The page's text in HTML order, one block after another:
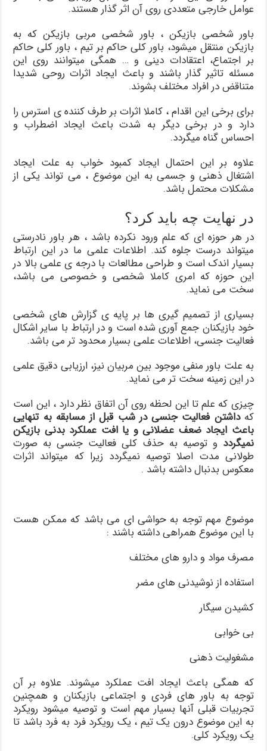
عوامل خارجی متعددی روی آن اثر گذار هستند.
باور شخصی بازیکن ، باور شخصی مربی بازیکن که به
بازیکن منتقل میشود، باور کلی حاکم بر تیم ، باور کلی حاکم
بر اجتماع، اعتقادات دینی و … همگی میتوانند روی این
مسئله تاثیر گذار باشند و باعث ایجاد اثرات روحی شدیدا
متناقض در افراد مختلف بشوند.
برای برخی این اقدام ، کاملا اثرات بر طرف کننده ی استرس را
دارد و در برخی دیگر به شدت باعث ایجاد اضطراب و
احساس گناه میگردد.
علاوه بر این احتمال ایجاد کمبود خواب به علت ایجاد
اشتغال ذهنی و جسمی به این موضوع ، می تواند یکی از
مشکلات محتمل باشد.
در نهایت چه باید کرد؟
در هر حوزه ای که علم ورود نکرده باشد ، هر باور نادرستی
میتواند درست جلوه کند. اطلاعات علمی ما در این ارتباط
بسیار اندک است و طراحی مطالعات با درجه ی علمی بالا در
این حوزه که امری کاملا شخصی و خصوصی می باشد،
سخت می نماید.
بسیاری از تصمیم گیری ها بر پایه ی گزارش های شخصی
خود بازیکنان جمع آوری شده است و در ارتباط با سایر اشکال
فعالیت جنسی، اطلاعات علمی بسیار محدود تر می باشد.
به علت باور منفی موجود بین مربیان نیز، ارزیابی دقیق علمی
در این زمینه سخت تر می نماید.
چیزی که علم تا این لحظه روی آن اتفاق نظر دارد ، این است
کهداشتن فعالیت جنسی در شب قبل از مسابقه به تنهایی
باعث ایجاد ضعف عضلانی و یا افت عملکرد بدنی بازیکن
نمیگردد و توصیه به حذف کلی فعالیت جنسی به صورت
طولانی مدت اصلا توصیه نمیگردد زیرا که میتواند اثرات
معکوس بدنبال داشته باشد .
موضوع مهم توجه به حواشی ای می باشد که ممکن هست
با این موضوع همراهی داشته باشند :
مصرف مواد و دارو های مختلف
استفاده از نوشیدنی های مضر
کشیدن سیگار
بی خوابی
مشغولیت ذهنی
که همگی باعث ایجاد افت عملکرد میشوند. علاوه بر آن
توجه به باور های فردی و اجتماعی بازیکنان و همچنین
تجربیات قبلی آنها بسیار مهم است و توصیه میشود رویکرد
به این موضوع درون یک تیم ، یک رویکرد فرد به فرد باشد تا
یک رویکرد کلی.